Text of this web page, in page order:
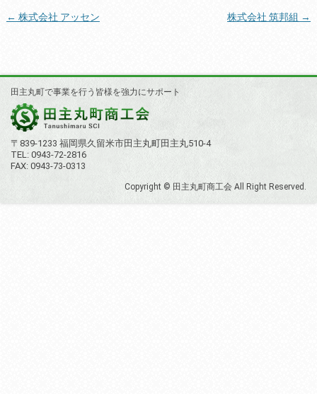
投
ビ
ゲ
ー
ョ
← 株式会社 アッセン 株式会社 筑邦組 →
田主丸町で事業を行う皆様を強力にサポート
〒839-1233 福岡県久留米市田主丸町田主丸510-4
TEL: 0943-72-2816
FAX: 0943-73-0313
Copyright © 田主丸町商工会 All Right Reserved.